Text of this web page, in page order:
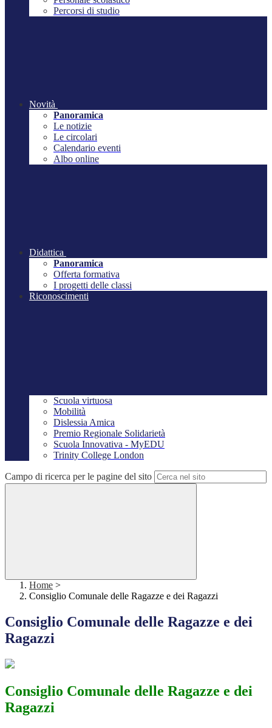
Percorsi di studio
Novità
Panoramica
Le notizie
Le circolari
Calendario eventi
Albo online
Didattica
Panoramica
Offerta formativa
I progetti delle classi
Riconoscimenti
Scuola virtuosa
Mobilità
Dislessia Amica
Premio Regionale Solidarietà
Scuola Innovativa - MyEDU
Trinity College London
Campo di ricerca per le pagine del sito
Home >
Consiglio Comunale delle Ragazze e dei Ragazzi
Consiglio Comunale delle Ragazze e dei
Ragazzi
Consiglio Comunale delle Ragazze e dei
Ragazzi